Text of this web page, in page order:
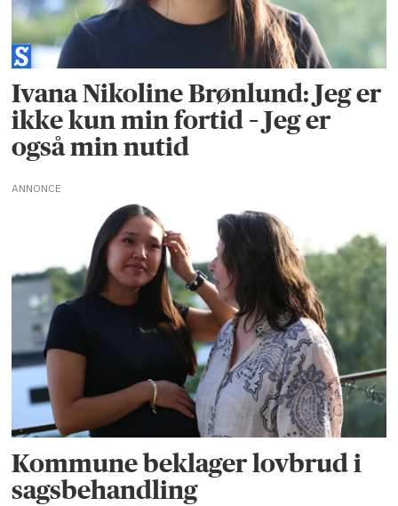
Ivana Nikoline Brønlund: Jeg er
ikke kun min fortid – Jeg er
også min nutid
ANNONCE
Kommune beklager lovbrud i
sagsbehandling